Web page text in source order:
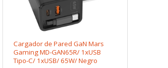
Cargador de Pared GaN Mars
Gaming MD-GAN65R/ 1xUSB
Tipo-C/ 1xUSB/ 65W/ Negro